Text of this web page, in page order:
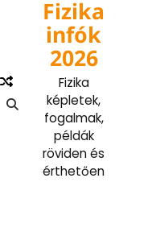
content
Fizika
infók
2026
Fizika
képletek,
fogalmak,
példák
röviden és
érthetően